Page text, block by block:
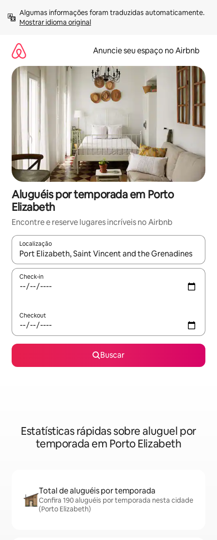
para
Mostrar idioma original
Anuncie seu espaço no Airbnb
Aluguéis por temporada em Porto
Elizabeth
Encontre e reserve lugares incríveis no Airbnb
Localização
Quando os resultados estiverem disponíveis, explore-os
Check-in
Checkout
Buscar
Estatísticas rápidas sobre aluguel por
temporada em Porto Elizabeth
Total de aluguéis por temporada
Confira 190 aluguéis por temporada nesta cidade
(Porto Elizabeth)